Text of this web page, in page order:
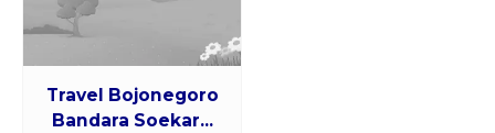
Travel Bojonegoro
Bandara Soekar...